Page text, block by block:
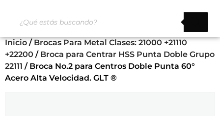
Inicio / Brocas Para Metal Clases: 21000 +21110
+22200 / Broca para Centrar HSS Punta Doble Grupo
22111 / Broca No.2 para Centros Doble Punta 60°
Acero Alta Velocidad. GLT ®